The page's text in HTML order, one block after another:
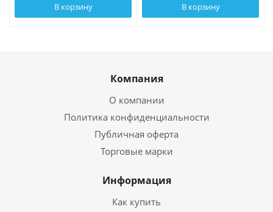
В корзину В корзину
Компания
О компании
Политика конфиденциальности
Публичная оферта
Торговые марки
Информация
Как купить